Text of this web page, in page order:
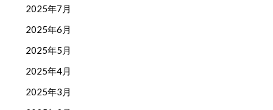
2025年7月
2025年6月
2025年5月
2025年4月
2025年3月